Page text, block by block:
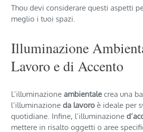
Thou devi considerare questi aspetti
meglio i tuoi spazi.
Illuminazione
Lavoro e di Accento
L’illuminazioneambientale crea una
l’illuminazioneda lavoro è ideale per
quotidiane. Infine, l’illuminazione
mettere in risalto oggetti o aree